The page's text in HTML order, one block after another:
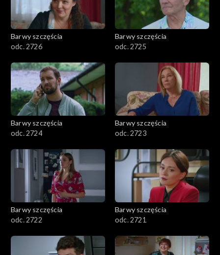
Barwy szczęścia
odc. 2726
Barwy szczęścia
odc. 2725
Barwy szczęścia
odc. 2724
Barwy szczęścia
odc. 2723
Barwy szczęścia
odc. 2722
Barwy szczęścia
odc. 2721